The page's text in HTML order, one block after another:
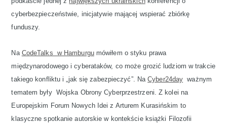
cyberbezpieczeństwie, inicjatywie mającej wspierać zbiórkę
funduszy.
Na CodeTalks w Hamburgumówiłem o styku prawa
międzynarodowego i cyberataków, co może grozić ludziom w trakcie
takiego konfliktu i „jak się zabezpieczyć”. NaCyber24day ważnym
tematem były Wojska Obrony Cyberprzestrzeni. Z kolei na
Europejskim Forum Nowych Idei z Arturem Kurasińskim to
klasyczne spotkanie autorskie w kontekście książki Filozofii